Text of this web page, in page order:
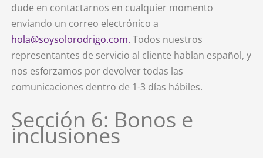
dude en contactarnos en cualquier momento
enviando un correo electrónico a
hola@soysolorodrigo.com. Todos nuestros
representantes de servicio al cliente hablan español, y
nos esforzamos por devolver todas las
comunicaciones dentro de 1-3 días hábiles.
Sección 6: Bonos e
inclusiones